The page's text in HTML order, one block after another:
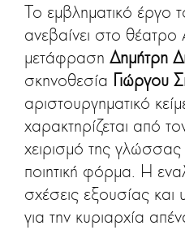
Το εμβληματικό έργο
ανεβαίνει στο
μετάφραση Δημήτρη
σκηνοθεσία Γιώργου
αριστουργηματικό
χαρακτηρίζεται από
χειρισμό της
ποιητική φόρμα. Η
σχέσεις εξουσίας και
για την κυριαρχία